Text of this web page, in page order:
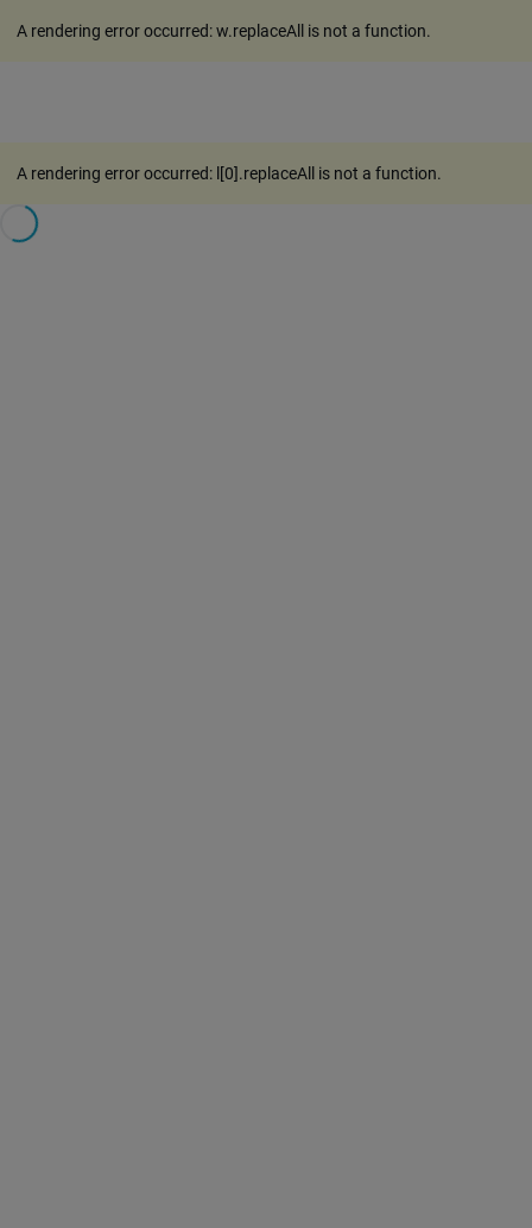
A rendering error occurred:w.replaceAll is not a function.
A rendering error occurred: l[0].replaceAll is not a function.